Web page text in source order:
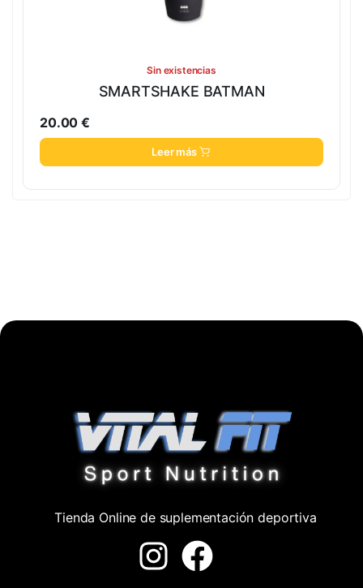
Sin existencias
SMARTSHAKE BATMAN
20.00€
Leer más
Tienda Online de suplementación deportiva